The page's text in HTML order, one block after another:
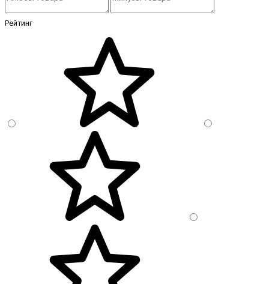
Рейтинг